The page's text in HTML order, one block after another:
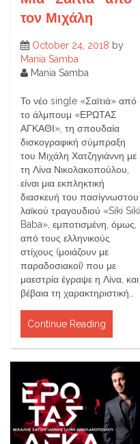
τον Μιχάλη
October 24, 2018 by
Mania Samba
Mania Samba
Το νέο single «Σαϊτιά» από
το άλμπουμ «ΕΡΩΤΑΣ
ΑΓΚΑΘΙ», τη σπουδαία
δισκογραφική σύμπραξη
του Μιχάλη Χατζηγιάννη με
τη Λίνα Νικολακοπούλου,
είναι μια εκπληκτική
διασκευή του πασίγνωστου
λαϊκού τραγουδιού «Siki Siki
Baba», εμποτισμένη, όμως,
από τους ελληνικούς
στίχους (μοιάζουν με
παραδοσιακοί) που με
μαεστρία έγραψε η Λίνα, και
βέβαια τη χαρακτηριστική…
Continue Reading